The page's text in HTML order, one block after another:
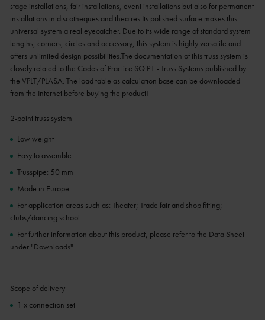
stage installations, fair installations, event installations but also for permanent
installations in discotheques and theatres.Its polished surface makes this
universal system a real eyecatcher. Due to its wide range of standard system
lengths, corners, circles and accessory, this system is highly versatile and
offers unlimited design possibilities.The documentation of this truss system is
closely related to the Codes of Practice SQ P1 - Truss Systems published by
the VPLT/PLASA. The load table as calculation base can be downloaded
from the Internet before buying the product!
2-point truss system
Low weight
Easy to assemble
Trusspipe: 50 mm
Made in Europe
For application areas such as: Theater; Trade fair and shop fitting;
clubs/dancing school
For further information about this product, please refer to the Data Sheet
under "Downloads"
Scope of delivery
1 x connection set